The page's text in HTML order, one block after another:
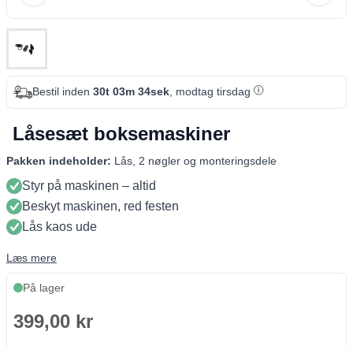
Bestil inden 30t 03m 34sek, modtag tirsdag
Låsesæt boksemaskiner
Pakken indeholder: Lås, 2 nøgler og monteringsdele
Styr på maskinen – altid
Beskyt maskinen, red festen
Lås kaos ude
Læs mere
På lager
399,00 kr